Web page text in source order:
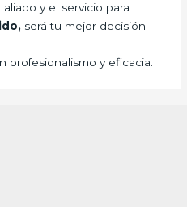
y el servicio para
será tu mejor decisión.
profesionalismo y eficacia.